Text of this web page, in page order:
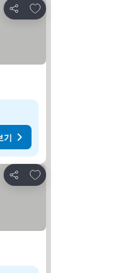
공유
즐겨찾기에 추가
기
공유
즐겨찾기에 추가